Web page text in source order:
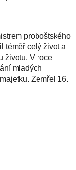
proboštského
téměř celý život a
životu. V roce
mladých
Zemřel 16.